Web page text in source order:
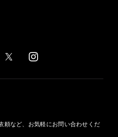
頼など、お気軽にお問い合わせくだ